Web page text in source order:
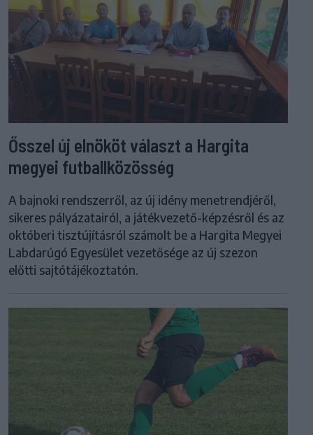
Ősszel új elnököt választ a Hargita
megyei futballközösség
A bajnoki rendszerről, az új idény menetrendjéről,
sikeres pályázatairól, a játékvezető-képzésről és az
októberi tisztújításról számolt be a Hargita Megyei
Labdarúgó Egyesület vezetősége az új szezon
előtti sajtótájékoztatón.